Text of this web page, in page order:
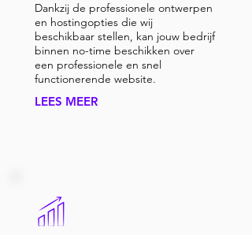
Dankzij de professionele ontwerpen
en hostingopties die wij
beschikbaar stellen, kan jouw bedrijf
binnen no-time beschikken over
een professionele en snel
functionerende website.
LEES MEER